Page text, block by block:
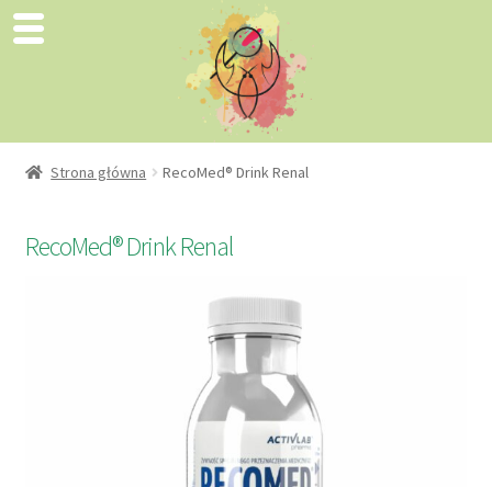
Strona główna RecoMed® Drink Renal
RecoMed® Drink Renal